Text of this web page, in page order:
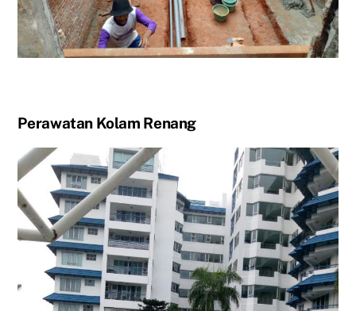
Perawatan Kolam Renang